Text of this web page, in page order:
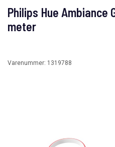
Philips Hue
meter
Varenummer: 1319788